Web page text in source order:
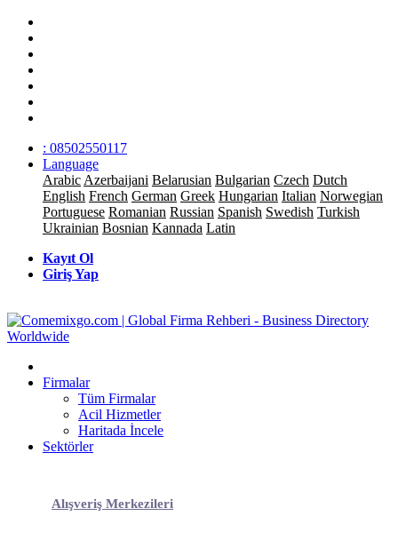
: 08502550117
Language
Arabic Azerbaijani Belarusian Bulgarian Czech Dutch
English French German Greek Hungarian Italian Norwegian
Portuguese Romanian Russian Spanish Swedish Turkish
Ukrainian Bosnian Kannada Latin
Kayıt Ol
Giriş Yap
Firmalar
Tüm Firmalar
Acil Hizmetler
Haritada İncele
Sektörler
Alışveriş Merkezileri